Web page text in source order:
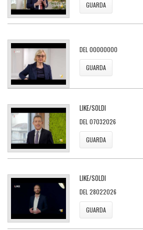
GUARDA
DEL 00000000
GUARDA
LIKE/SOLDI
DEL 07032026
GUARDA
LIKE/SOLDI
DEL 28022026
GUARDA